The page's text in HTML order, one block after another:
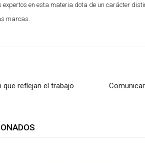
expertos en esta materia dota de un carácter
marcas.
que reflejan el trabajo